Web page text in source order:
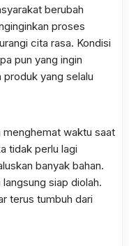
berubah
proses
cita rasa. Kondisi
pun yang ingin
produk yang selalu
menghemat waktu saat
tidak perlu lagi
banyak bahan.
siap diolah.
terus tumbuh dari